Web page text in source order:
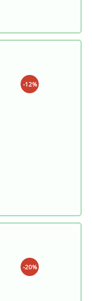
-12%
-20%